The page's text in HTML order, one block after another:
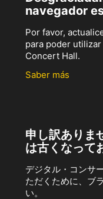
navegador
Por favor,
para poder
Concert Hall.
Saber más
申し訳ありま
は古くなって
デジタル・コンサ
ただくために、ブ
い。